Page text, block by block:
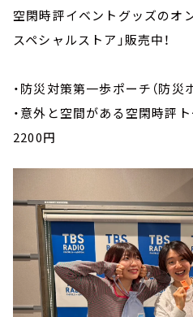
空閑時評イベントグッズのオ
スペシャルストア」販売中！
・防災対策第一歩ポーチ（防災
・意外と空間がある空閑時評ト
2200円